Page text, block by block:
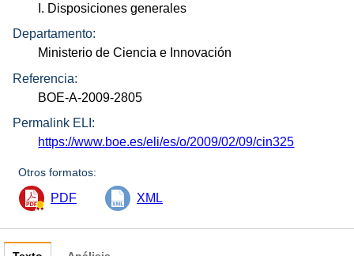
I. Disposiciones generales
Departamento:
Ministerio de Ciencia e Innovación
Referencia:
BOE-A-2009-2805
Permalink ELI:
https://www.boe.es/eli/es/o/2009/02/09/cin325
Otros formatos:
PDF XML